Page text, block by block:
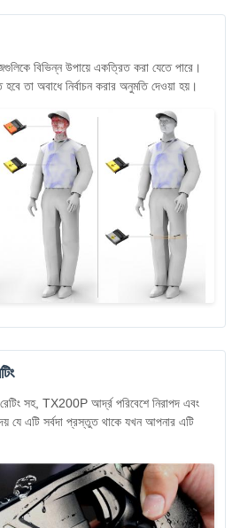
বিভিন্ন উপায়ে একত্রিত করা যেতে পারে।
তা অবাধে নির্বাচন করার অনুমতি দেওয়া হয়।
সহ, TX200P আর্দ্র পরিবেশে নিরাপদ এবং
যে এটি সর্বদা প্রস্তুত থাকে যখন আপনার এটি